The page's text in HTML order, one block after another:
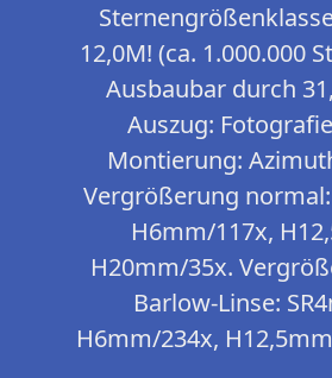
12,0M! (ca. 1.000.000
Ausbaubar durch
Auszug:
Montierung:
Vergrößerung
H6mm/117x,
H20mm/35x.
Barlow-Linse:
H6mm/234x,